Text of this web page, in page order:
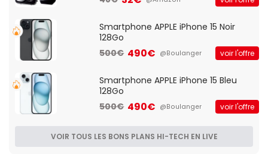
Smartphone APPLE iPhone 15 Noir
128Go
500€ 490€ @Boulanger voir l'offre
Smartphone APPLE iPhone 15 Bleu
128Go
500€ 490€ @Boulanger voir l'offre
VOIR TOUS LES BONS PLANS HI-TECH EN LIVE